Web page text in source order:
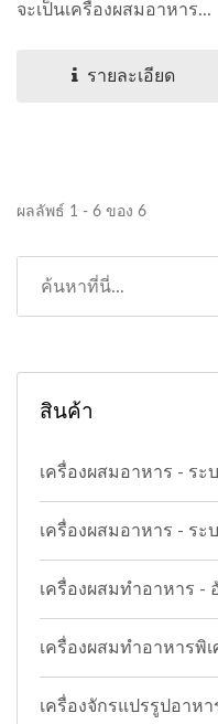
จะเป็นเครื่องผสมอาหาร...
รายละเอียด
ผลลัพธ์ 1 - 6 ของ 6
สินค้า
เครื่องผสมอาหาร - ร
เครื่องผสมอาหาร - ร
เครื่องผสมทำอาหาร -
เครื่องผสมทำอาหารพิเ
เครื่องจักรแปรรูปอาหา